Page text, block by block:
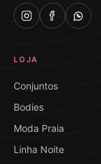
LOJA
Conjuntos
Bodies
Moda Praia
Linha Noite